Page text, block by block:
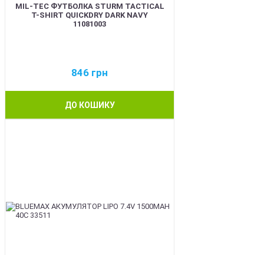
MIL-TEC ФУТБОЛКА STURM TACTICAL
T-SHIRT QUICKDRY DARK NAVY
11081003
846 грн
ДО КОШИКУ